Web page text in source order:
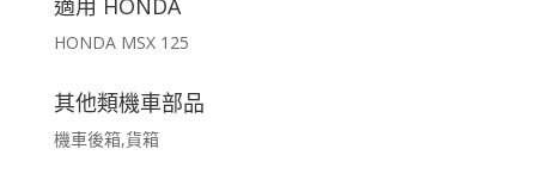
適用 HONDA
HONDA MSX 125
其他類機車部品
機車後箱,貨箱